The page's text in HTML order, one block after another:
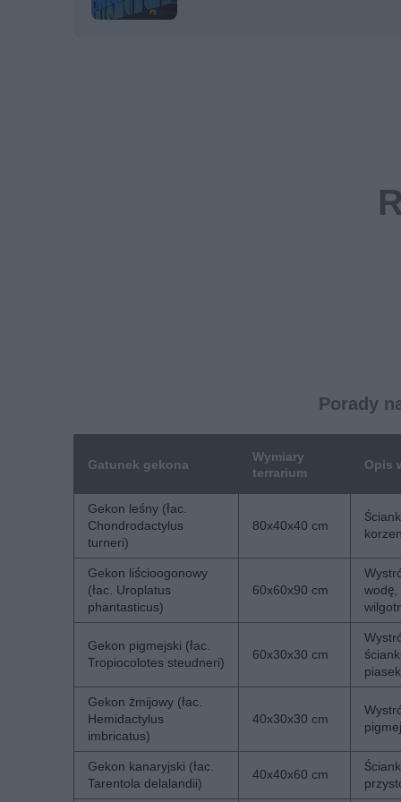
Porady
Gatunek gekona
Wymiary
terrarium
Opis
Gekon leśny (łac.
Chondrodactylus
turneri)
80x40x40 cm
Gekon liścioogonowy
(łac. Uroplatus
phantasticus)
60x60x90 cm
wodę,
Gekon pigmejski (łac.
Tropiocolotes steudneri)
60x30x30 cm
piasek
Gekon żmijowy (łac.
Hemidactylus
imbricatus)
40x30x30 cm
Gekon kanaryjski (łac.
Tarentola delalandii)
40x40x60 cm